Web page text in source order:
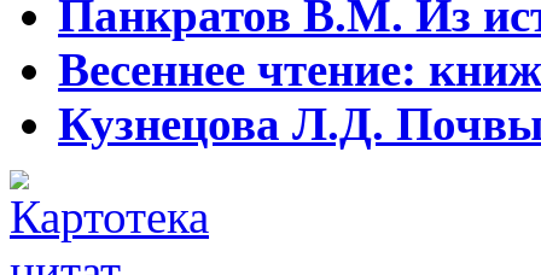
Панкратов В.М. Из
Весеннее чтение:
Кузнецова Л.Д. Почвы